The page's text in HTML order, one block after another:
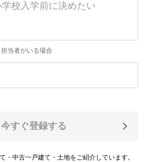
当者がいる場合
今すぐ登録する
・中古一戸建て・土地をご紹介しています。